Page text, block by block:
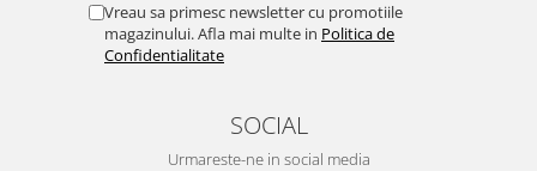
Vreau sa primesc newsletter cu promotiile
magazinului. Afla mai multe in Politica de
Confidentialitate
SOCIAL
Urmareste-ne in social media